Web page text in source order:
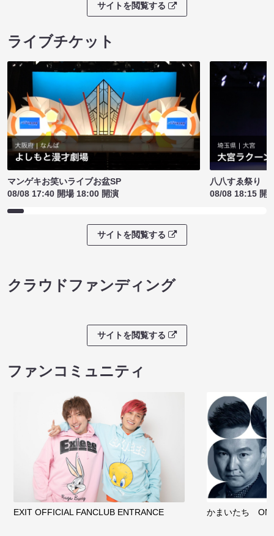
サイトを閲覧する
ライブチケット
マンゲキお笑いライブお盆SP
08/08 17:40 開場 18:00 開演
八八すゑ祭り
08/08 18:15 開
サイトを閲覧する
クラウドファンディング
サイトを閲覧する
ファンコミュニティ
EXIT OFFICIAL FANCLUB ENTRANCE かまいたち